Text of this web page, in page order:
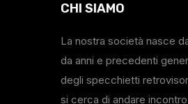
CHI SIAMO
La nostra società nasce
da anni e precedenti
degli specchietti
si cerca di andare